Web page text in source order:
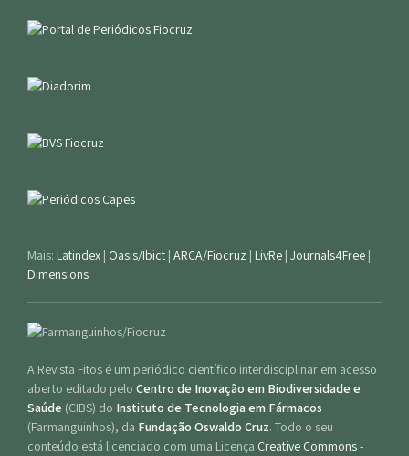
Mais: Latindex | Oasis/Ibict | ARCA/Fiocruz | LivRe | Journals4Free |
Dimensions
A Revista Fitos é um periódico científico interdisciplinar em acesso
aberto editado pelo Centro de Inovação em Biodiversidade e
Saúde (CIBS) do Instituto de Tecnologia em Fármacos
(Farmanguinhos), da Fundação Oswaldo Cruz. Todo o seu
conteúdo está licenciado com uma Licença Creative Commons -